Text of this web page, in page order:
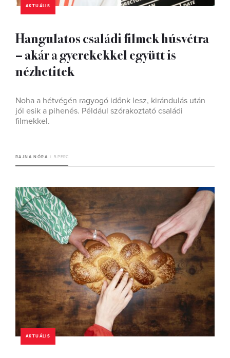
AKTUÁLIS
Hangulatos családi filmek húsvétra
– akár a gyerekekkel együtt is
nézhetitek
Noha a hétvégén ragyogó időnk lesz, kirándulás után
jól esik a pihenés. Például szórakoztató családi
filmekkel.
RAJNA NÓRA 5 PERC
AKTUÁLIS